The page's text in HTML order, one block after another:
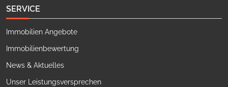
SERVICE
Immobilien Angebote
Immobilienbewertung
News & Aktuelles
Unser Leistungsversprechen